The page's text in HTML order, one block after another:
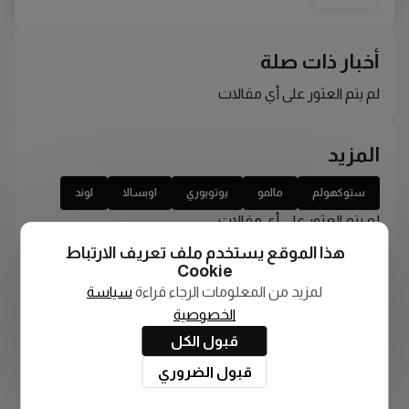
أخبار ذات صلة
لم يتم العثور على أي مقالات
المزيد
ستوكهولم مالمو يوتوبوري اوبسالا لوند
لم يتم العثور على أي مقالات
هذا الموقع يستخدم ملف تعريف الارتباط
Cookie
لمزيد من المعلومات الرجاء قراءة سياسة
الخصوصية
قبول الكل
قبول الضروري